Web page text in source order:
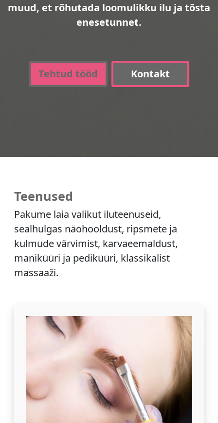
muud, et rõhutada loomulikku ilu ja tõsta
enesetunnet.
Tehtud tööd Kontakt
Teenused
Pakume laia valikut iluteenuseid,
sealhulgas näohooldust, ripsmete ja
kulmude värvimist, karvaeemaldust,
maniküüri ja pediküüri, klassikalist
massaaži.